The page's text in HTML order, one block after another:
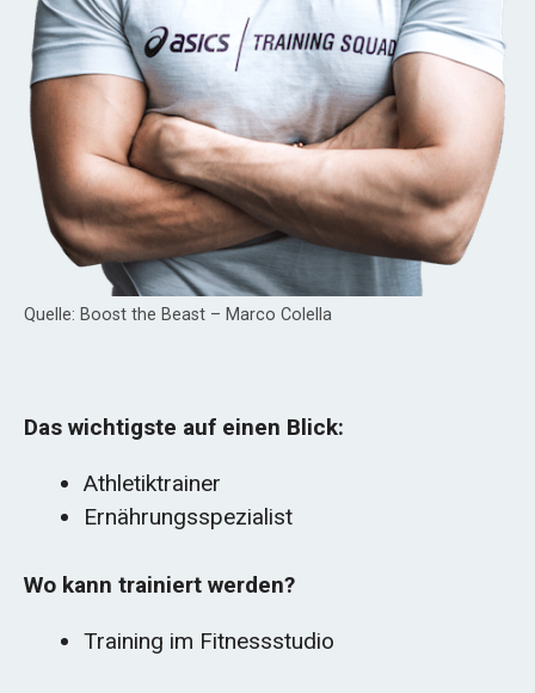
Quelle: Boost the Beast – Marco Colella
Das wichtigste auf einen Blick:
Athletiktrainer
Ernährungsspezialist
Wo kann trainiert werden?
Training im Fitnessstudio